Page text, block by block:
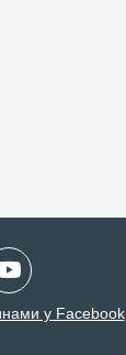
у Facebook